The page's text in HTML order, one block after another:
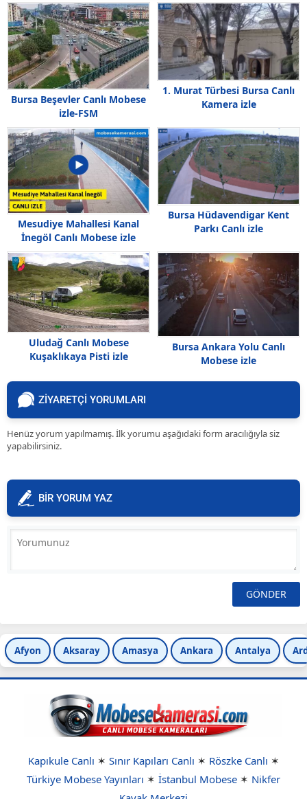
Bursa Beşevler Canlı Mobese
izle-FSM
1. Murat Türbesi Bursa Canlı
Kamera izle
Mesudiye Mahallesi Kanal
İnegöl Canlı Mobese izle
Bursa Hüdavendigar Kent
Parkı Canlı izle
Uludağ Canlı Mobese
Kuşaklıkaya Pisti izle
Bursa Ankara Yolu Canlı
Mobese izle
ZİYARETÇİ YORUMLARI
Henüz yorum yapılmamış. İlk yorumu aşağıdaki form aracılığıyla siz
yapabilirsiniz.
BİR YORUM YAZ
Afyon Aksaray Amasya Ankara Antalya
Kapıkule Canlı ✶ Sınır Kapıları Canlı ✶ Röszke Canlı ✶
Türkiye Mobese Yayınları ✶ İstanbul Mobese ✶ Nikfer